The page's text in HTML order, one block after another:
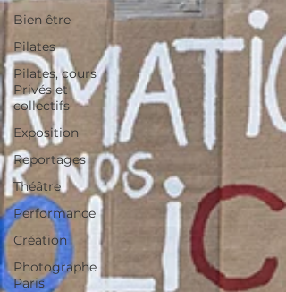
Bien être
Pilates
Pilates, cours
Privés et
collectifs
Exposition
Reportages
Théâtre
Performance
Création
Photographe
Paris